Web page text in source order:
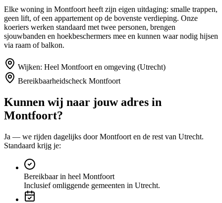
Elke woning in Montfoort heeft zijn eigen uitdaging: smalle trappen,
geen lift, of een appartement op de bovenste verdieping. Onze
koeriers werken standaard met twee personen, brengen
sjouwbanden en hoekbeschermers mee en kunnen waar nodig hijsen
via raam of balkon.
Wijken: Heel Montfoort en omgeving (Utrecht)
Bereikbaarheidscheck Montfoort
Kunnen wij naar jouw adres in
Montfoort?
Ja — we rijden dagelijks doorMontfoort en de rest van Utrecht.
Standaard krijg je:
Bereikbaar in heel Montfoort
Inclusief omliggende gemeenten in Utrecht.